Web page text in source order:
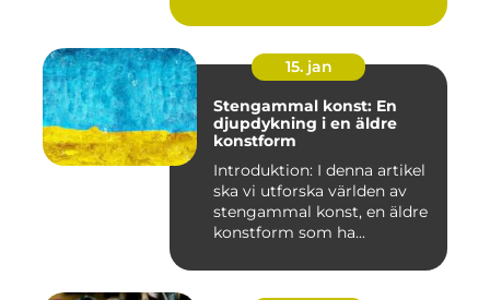
15. jan
Stengammal konst: En
djupdykning i en äldre
konstform
Introduktion: I denna artikel
ska vi utforska världen av
stengammal konst, en äldre
konstform som ha...